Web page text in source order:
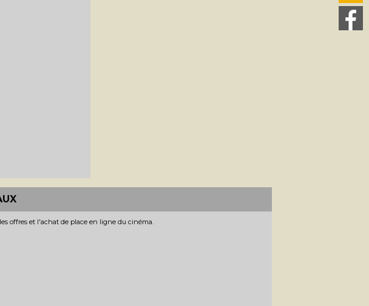
offres et l'achat de place en ligne du cinéma.